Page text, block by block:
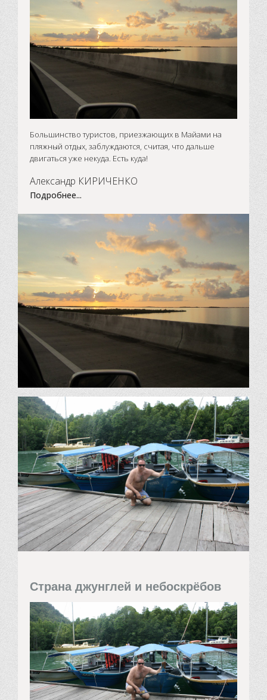
Большинство туристов, приезжающих в Майами на
пляжный отдых, заблуждаются, считая, что дальше
двигаться уже некуда. Есть куда!
Александр КИРИЧЕНКО
Подробнее...
Страна джунглей и небоскрёбов